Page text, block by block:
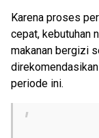
Karena proses
cepat, kebutuhan
makanan bergizi
periode ini.